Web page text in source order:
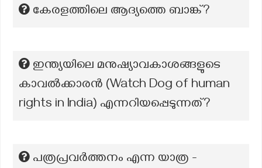
കേരളത്തിലെ ആദ്യത്തെ ബാങ്ക്?
ഇന്ത്യയിലെ മനുഷ്യാവകാശങ്ങളുടെ
കാവൽക്കാരൻ (Watch Dog of human
rights in India) എന്നറിയപ്പെടുന്നത്?
പത്രപ്രവര്‍ത്തനം എന്ന യാത്ര -